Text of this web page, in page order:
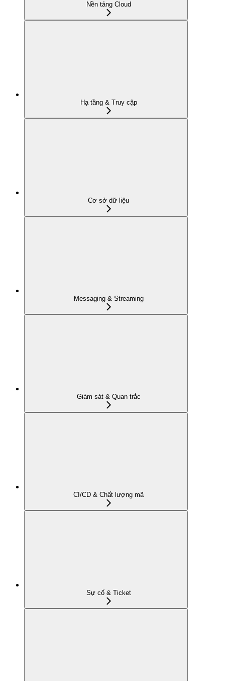
Nền tảng Cloud
Hạ tầng & Truy cập
Cơ sở dữ liệu
Messaging & Streaming
Giám sát & Quan trắc
CI/CD & Chất lượng mã
Sự cố & Ticket